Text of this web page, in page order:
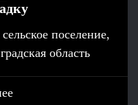
поселение,
область